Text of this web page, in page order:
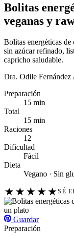
Bolitas
veganas y
Bolitas energéticas
sin azúcar refinado,
capricho saludable.
Dra. Odile Fernández
Preparación
15 min
Total
15 min
Raciones
12
Dificultad
Fácil
Dieta
Vegano · Sin
★ ★ ★ ★ ★ SÉ
Guardar
Preparación